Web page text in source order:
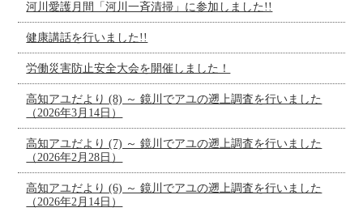
河川愛護月間「河川一斉清掃」に参加しました!!
健康講話を行いました!!
労働災害防止安全大会を開催しました！
高知アユだより (8) ～ 鏡川でアユの遡上調査を行いました
（2026年3月14日）
高知アユだより (7) ～ 鏡川でアユの遡上調査を行いました
（2026年2月28日）
高知アユだより (6) ～ 鏡川でアユの遡上調査を行いました
（2026年2月14日）